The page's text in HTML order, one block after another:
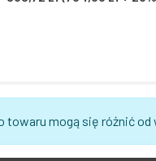
towaru mogą się różnić